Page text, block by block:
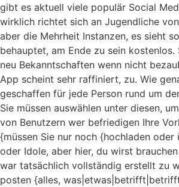
gibt es aktuell viele populär Social
wirklich richtet sich an Jugendliche
aber die Mehrheit Instanzen, es sieht
behauptet, am Ende zu sein
neu Bekanntschaften wenn nicht
App scheint sehr raffiniert, zu. Wie
geschaffen für jede Person rund um
Sie müssen auswählen unter diesen,
von Benutzern wer befriedigen Ihre
{müssen Sie nur noch {hochladen
oder Idole, aber hier, du wirst
war tatsächlich vollständig erstellt zu
posten {alles,